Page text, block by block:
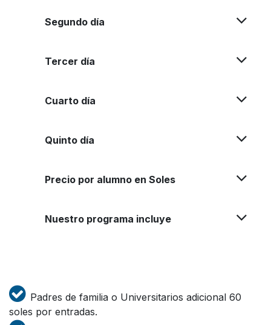
Segundo día
Tercer día
Cuarto día
Quinto día
Precio por alumno en Soles
Nuestro programa incluye
Padres de familia o Universitarios adicional 60
soles por entradas.